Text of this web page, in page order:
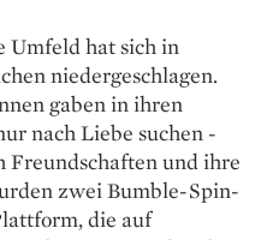
Um­feld hat sich in
niedergeschlagen.
gaben in ihren
nach Liebe suchen
Freundschaften und ihre
zwei Bumble-Spin-
die auf